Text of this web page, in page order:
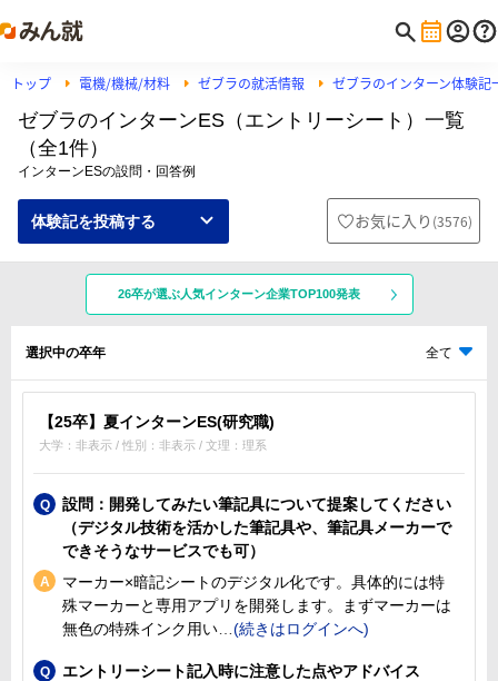
トップ 電機/機械/材料 ゼブラの就活情報 ゼブラのインターン体験記
ゼブラのインターンES（エントリーシート）一覧
（全1件）
インターンESの設問・回答例
体験記を投稿する お気に入り (3576)
26卒が選ぶ人気インターン企業TOP100発表
選択中の卒年 全て
【25卒】夏インターンES(研究職)
大学：非表示 / 性別：非表示 / 文理：理系
設問：開発してみたい筆記具について提案してください
（デジタル技術を活かした筆記具や、筆記具メーカーで
できそうなサービスでも可）
マーカー×暗記シートのデジタル化です。具体的には特
殊マーカーと専用アプリを開発します。まずマーカーは
無色の特殊インク用い
エントリーシート記入時に注意した点やアドバイス